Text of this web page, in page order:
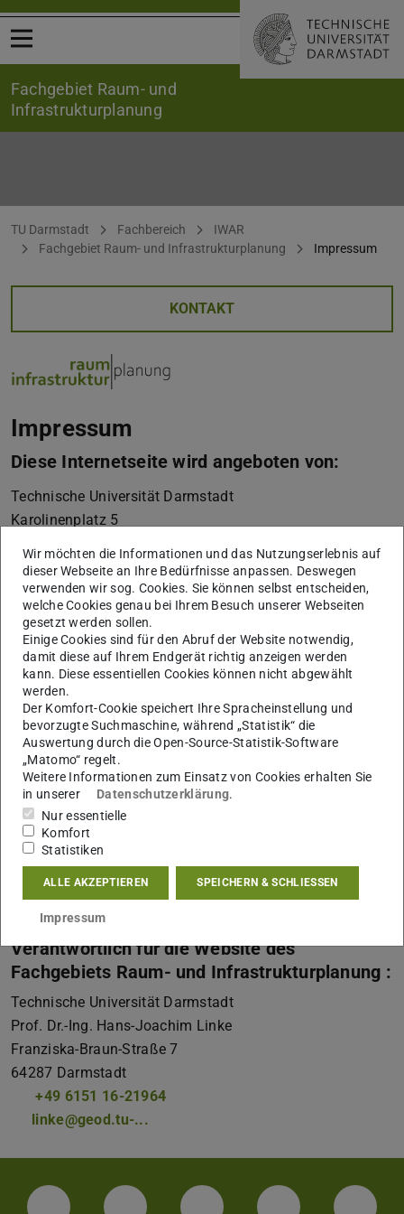
Menü öffnen
Fachgebiet Raum- und
Infrastrukturplanung
Sie befinden sich hier:
TU Darmstadt Fachbereich
IWAR
Fachgebiet Raum- und Infrastrukturplanung
Impressum
KONTAKT
Impressum
Diese Internetseite wird angeboten von:
Technische Universität Darmstadt
Karolinenplatz 5
+49 6151 16-01
vertreten durch die Präsidentin der Technischen
Universität Darmstadt, Prof. Dr. Tanja Brühl
Die Technische Universität Darmstadt ist eine
rechtsfähige Körperschaft des öffentlichen Rechts gemäß
§ 1 Abs. 1 i.V.m. § 2 Abs. 1 Nr. 1 HHG (Hessisches
Hochschulgesetz vom 14. Dezember 2009, GVBl. I S.
666). Seit dem In-Kraft-Treten des TU Darmstadt-Gesetzes
(Gesetz zur organisatorischen Fortentwicklung der
Technischen Universität Darmstadt vom 05. Dezember
2004, GVBl. I S. 382, in der Fassung vom 14. Dezember
2009, GVBl. I S. 699) ist sie autonome Universität des
Landes Hessen.
Impressum der Technischen Universität Darmstadt
Verantwortlich für die Website des
Fachgebiets Raum- und Infrastrukturplanung :
Technische Universität Darmstadt
Prof. Dr.-Ing. Hans-Joachim Linke
Franziska-Braun-Straße 7
64287 Darmstadt
+49 6151 16-21964
linke@geod.tu-...
Wir möchten die Informationen und das Nutzungserlebnis auf
dieser Webseite an Ihre Bedürfnisse anpassen. Deswegen
verwenden wir sog. Cookies. Sie können selbst entscheiden,
welche Cookies genau bei Ihrem Besuch unserer Webseiten
gesetzt werden sollen.
Einige Cookies sind für den Abruf der Website notwendig,
damit diese auf Ihrem Endgerät richtig anzeigen werden
kann. Diese essentiellen Cookies können nicht abgewählt
werden.
Der Komfort-Cookie speichert Ihre Spracheinstellung und
bevorzugte Suchmaschine, während „Statistik“ die
Auswertung durch die Open-Source-Statistik-Software
„Matomo“ regelt.
Weitere Informationen zum Einsatz von Cookies erhalten Sie
in unserer
Datenschutzerklärung.
Nur essentielle
Komfort
Statistiken
ALLE AKZEPTIEREN SPEICHERN & SCHLIESSEN
Impressum